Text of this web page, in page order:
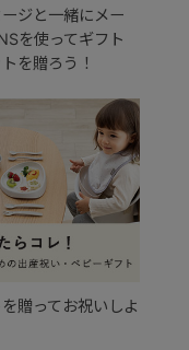
ージと一緒にメー
を使ってギフト
を贈ろう！
贈ってお祝いしよ